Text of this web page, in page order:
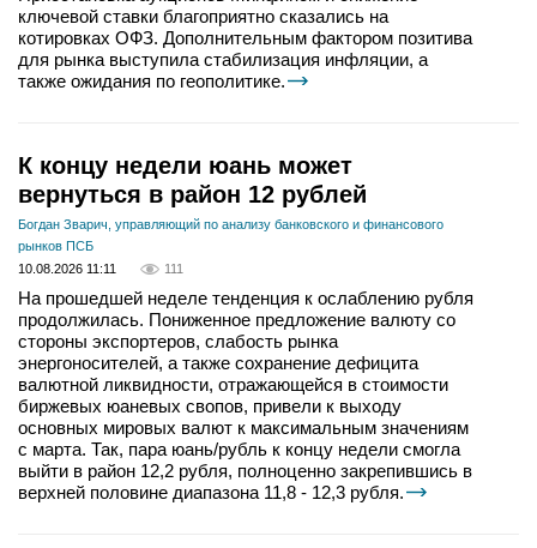
ключевой ставки благоприятно сказались на
котировках ОФЗ. Дополнительным фактором позитива
для рынка выступила стабилизация инфляции, а
также ожидания по геополитике.
К концу недели юань может
вернуться в район 12 рублей
Богдан Зварич, управляющий по анализу банковского и финансового
рынков ПСБ
10.08.2026 11:11
111
На прошедшей неделе тенденция к ослаблению рубля
продолжилась. Пониженное предложение валюту со
стороны экспортеров, слабость рынка
энергоносителей, а также сохранение дефицита
валютной ликвидности, отражающейся в стоимости
биржевых юаневых свопов, привели к выходу
основных мировых валют к максимальным значениям
с марта. Так, пара юань/рубль к концу недели смогла
выйти в район 12,2 рубля, полноценно закрепившись в
верхней половине диапазона 11,8 - 12,3 рубля.